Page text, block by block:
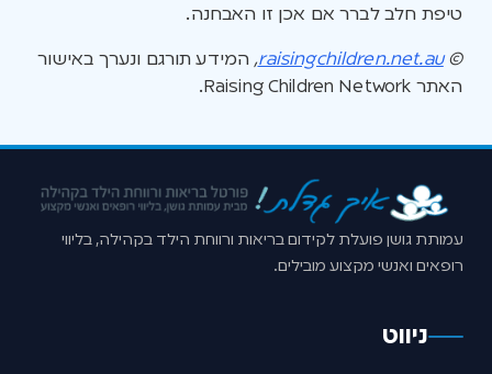
טיפת חלב לברר אם אכן זו האבחנה.
©
raisingchildren.net.au
, המידע תורגם ונערך באישור
האתר Raising Children Network.
עמותת גושן פועלת לקידום בריאות ורווחת הילד בקהילה, בליווי
רופאים ואנשי מקצוע מובילים.
ניווט